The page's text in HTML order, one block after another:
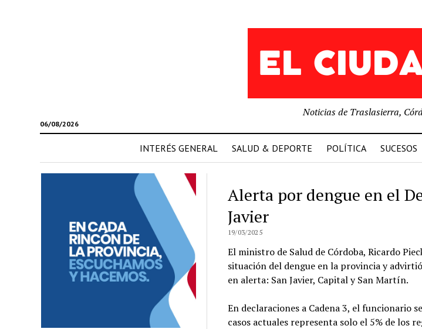
06/08/2026
Noticias de Traslasierra,
INTERÉS GENERAL SALUD & DEPORTE POLÍTICA SUCESOS
Alerta por dengue en el
Javier
19/03/2025
El ministro de Salud de Córdoba, Ricardo
situación del dengue en la provincia y
en alerta: San Javier, Capital y San Martín.
En declaraciones a Cadena 3, el funcionario
casos actuales representa solo el 5% de los